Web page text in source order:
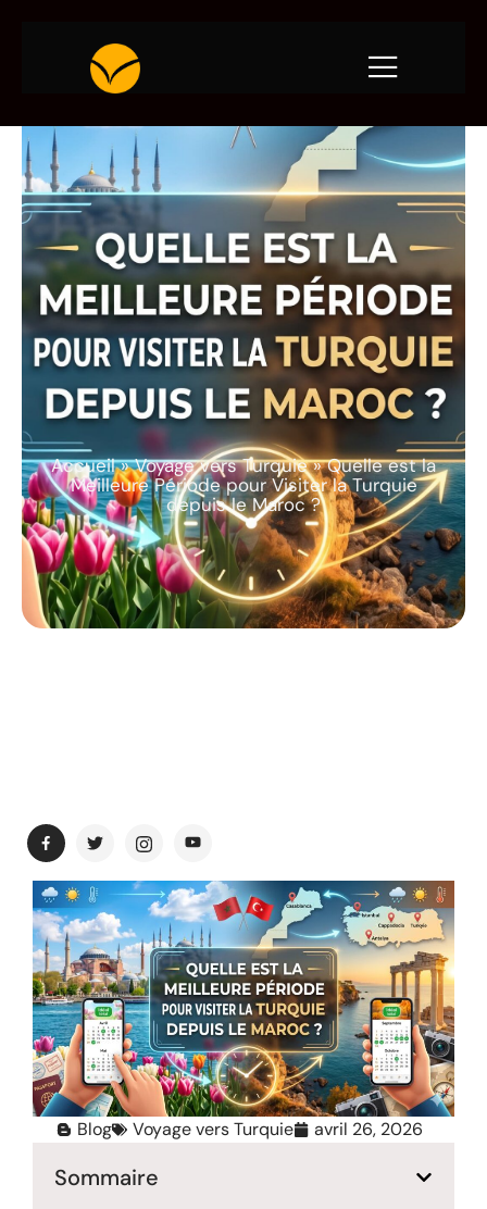
Accueil»Voyage vers Turquie»Quelle est la
Meilleure Période pour Visiter la Turquie
depuis le Maroc ?
Blog Voyage vers Turquie avril 26, 2026
Sommaire